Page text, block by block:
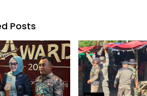
Posts